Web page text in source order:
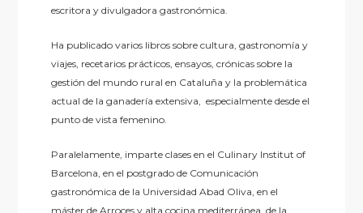
escritora y divulgadora gastronómica.
Ha publicado varios libros sobre cultura, gastronomía y
viajes, recetarios prácticos, ensayos, crónicas sobre la
gestión del mundo rural en Cataluña y la problemática
actual de la ganadería extensiva, especialmente desde el
punto de vista femenino.
Paralelamente, imparte clases en el Culinary Institut of
Barcelona, en el postgrado de Comunicación
gastronómica de la Universidad Abad Oliva, en el
máster de Arroces y alta cocina mediterránea, de la